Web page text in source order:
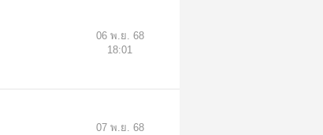
06 พ.ย. 68
18:01
07 พ.ย. 68